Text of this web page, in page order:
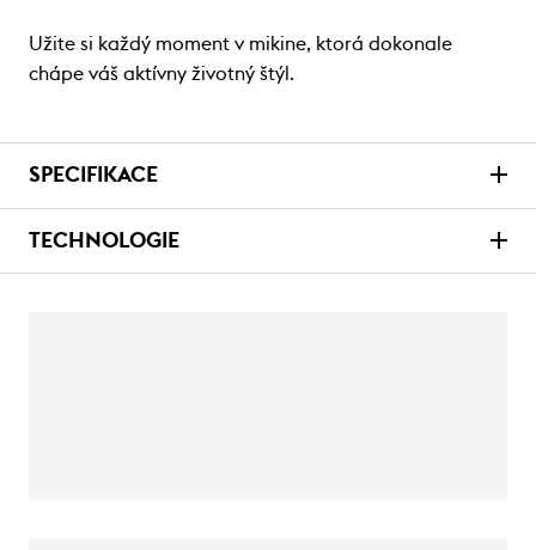
Užite si každý moment v mikine, ktorá dokonale
chápe váš aktívny životný štýl.
SPECIFIKACE
TECHNOLOGIE